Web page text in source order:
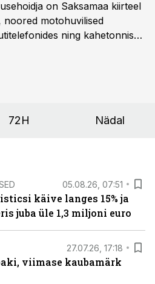
on Saksamaa kiirteel
noored motohuvilised
ning kahetonnises
72H Nädal
05.08.26, 07:51
käive langes 15% ja
juba üle 1,3 miljoni euro
27.07.26, 17:18
viimase kaubamärk